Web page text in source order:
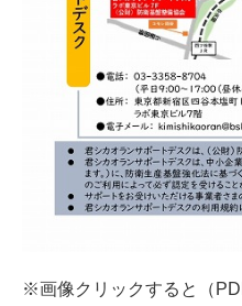
※画像クリックすると（